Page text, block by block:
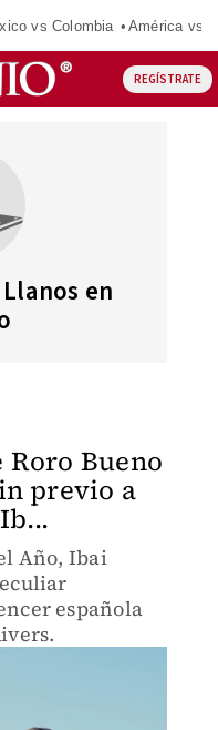
vs Colombia América vs
REGÍSTRATE
en
Bueno
previo a
Año, Ibai
española